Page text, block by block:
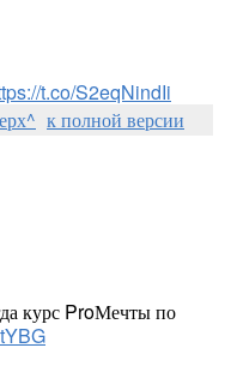
t.co/S2eqNindIi
к полной версии
курс ProМечты по